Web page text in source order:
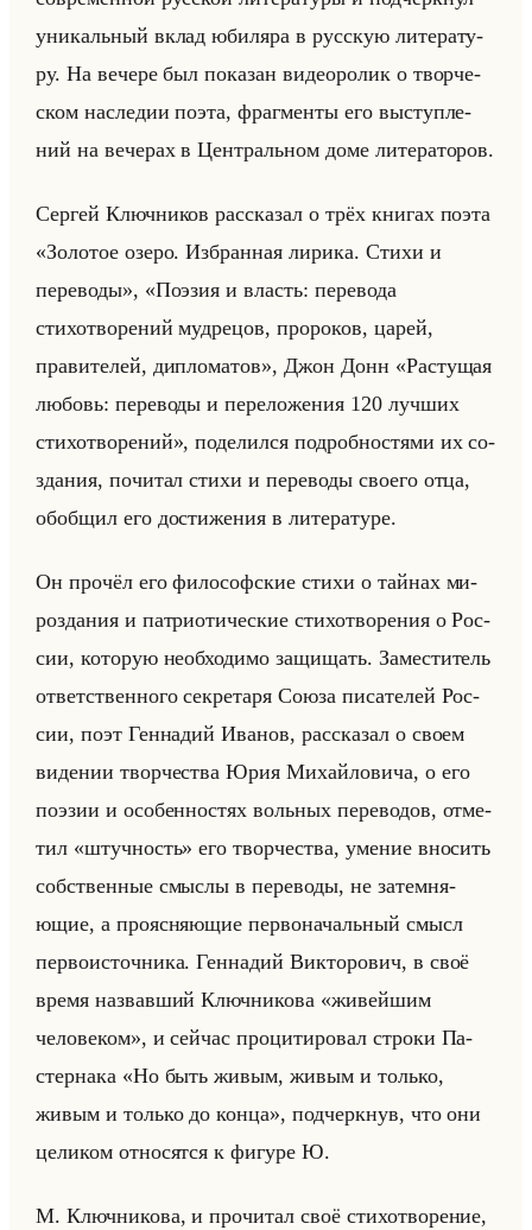
уни­кальный вклад юби­ля­ра в рус­скую ли­те­ра­ту­
ру. На ве­че­ре был по­ка­зан ви­део­ро­лик о твор­че­
ском на­сле­дии поэта, фраг­мен­ты его вы­ступ­ле­
ний на ве­че­рах в Цен­тральном доме ли­те­ра­то­ров.
Сер­гей Ключ­ни­ков рас­ска­зал о трёх кни­гах поэта
«Золотое озеро. Избранная лирика. Стихи и
переводы», «Поэзия и власть: перевода
стихотворений мудрецов, пророков, царей,
правителей, дипломатов», Джон Донн «Растущая
любовь: переводы и переложения 120 лучших
стихотворений», по­де­лил­ся по­дроб­но­стя­ми их со­
зда­ния, по­чи­тал стихи и пе­ре­во­ды сво­его отца,
обоб­щил его до­сти­же­ния в ли­те­ра­ту­ре.
Он про­чёл его фи­ло­соф­ские стихи о тайнах ми­
ро­зда­ния и пат­ри­оти­че­ские сти­хо­тво­ре­ния о Рос­
сии, ко­то­рую необ­хо­ди­мо за­щи­щать. За­ме­сти­тель
от­вет­ствен­но­го сек­ре­та­ря Союза пи­са­те­лей Рос­
сии, поэт Ген­на­дий Ива­нов, рас­ска­зал о своем
ви­де­нии твор­че­ства Юрия Ми­хайло­ви­ча, о его
по­эзии и осо­бен­но­стях вольных пе­ре­во­дов, от­ме­
тил «штучность» его твор­че­ства, уме­ние вно­сить
соб­ствен­ные смыс­лы в пе­ре­во­ды, не за­тем­ня­
ющие, а про­яс­ня­ющие пер­во­на­чальный смысл
пер­во­ис­точ­ни­ка. Ген­на­дий Вик­то­ро­вич, в своё
время на­звав­ший Ключ­ни­ко­ва «живейшим
человеком», и сейчас про­ци­ти­ро­вал стро­ки Па­
стер­на­ка «Но быть живым, живым и только,
живым и только до конца», под­черк­нув, что они
це­ли­ком от­но­сят­ся к фи­гу­ре Ю.
М. Ключ­ни­ко­ва, и про­чи­тал своё сти­хо­тво­ре­ние,